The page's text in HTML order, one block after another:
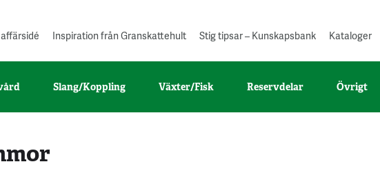
Inspiration från Granskattehult Stig tipsar – Kunskapsbank Kataloger
Slang/Koppling Växter/Fisk Reservdelar Övrigt